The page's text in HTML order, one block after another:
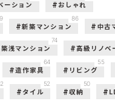
ーション おしゃれ
新築マンション
86
中古
築浅マンション
74
高級リノベ
造作家具
64
リビング
55
タイル
52
収納
50